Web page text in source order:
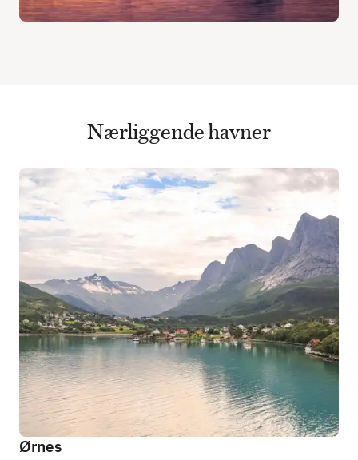
Nærliggende havner
Ørnes